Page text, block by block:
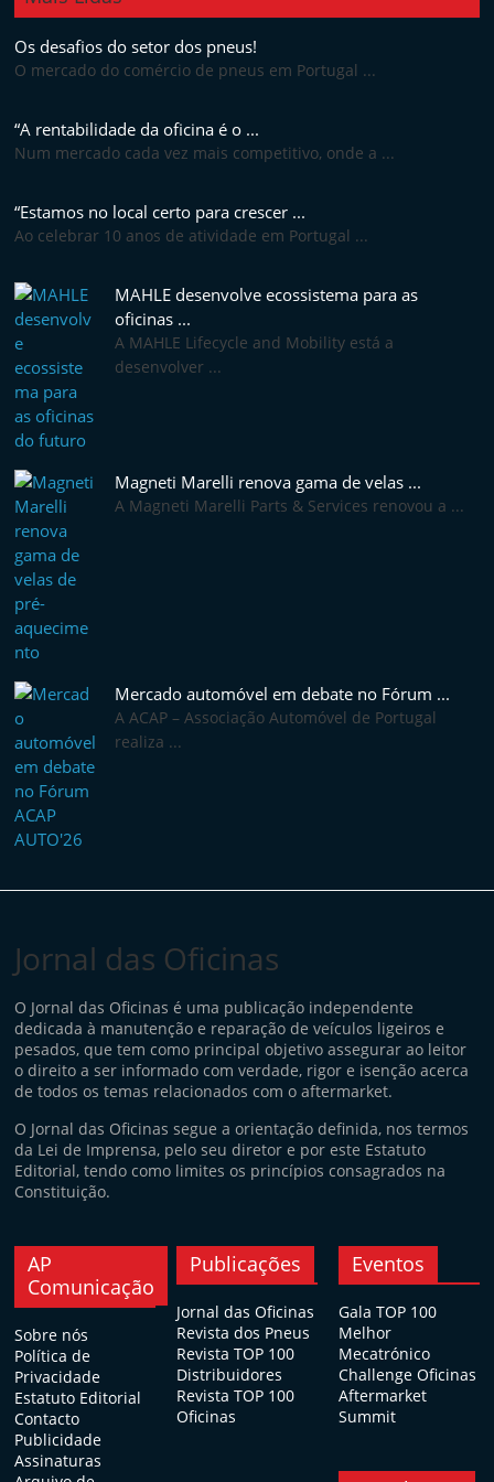
Os desafios do setor dos pneus!
O mercado do comércio de pneus em Portugal ...
“A rentabilidade da oficina é o ...
Num mercado cada vez mais competitivo, onde a ...
“Estamos no local certo para crescer ...
Ao celebrar 10 anos de atividade em Portugal ...
MAHLE desenvolve ecossistema para as
oficinas ...
A MAHLE Lifecycle and Mobility está a
desenvolver ...
Magneti Marelli renova gama de velas ...
A Magneti Marelli Parts & Services renovou a ...
Mercado automóvel em debate no Fórum ...
A ACAP – Associação Automóvel de Portugal
realiza ...
Jornal das Oficinas
O Jornal das Oficinas é uma publicação independente
dedicada à manutenção e reparação de veículos ligeiros e
pesados, que tem como principal objetivo assegurar ao leitor
o direito a ser informado com verdade, rigor e isenção acerca
de todos os temas relacionados com o aftermarket.
O Jornal das Oficinas segue a orientação definida, nos termos
da Lei de Imprensa, pelo seu diretor e por este Estatuto
Editorial, tendo como limites os princípios consagrados na
Constituição.
AP
Comunicação
Sobre nós
Política de
Privacidade
Estatuto Editorial
Contacto
Publicidade
Assinaturas
Publicações
Jornal das Oficinas
Revista dos Pneus
Revista TOP 100
Distribuidores
Revista TOP 100
Oficinas
Eventos
Gala TOP 100
Melhor
Mecatrónico
Challenge Oficinas
Aftermarket
Summit